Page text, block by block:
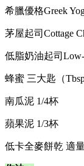
希臘優格Greek
茅屋起司Cottage
低脂奶油起司Low-
蜂蜜 三大匙（Tbsp
南瓜泥 1/4杯
蘋果泥 1/3杯
低卡全麥餅乾 適